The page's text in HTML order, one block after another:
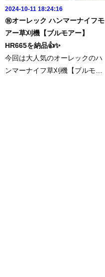
2024-10-11 18:24:16
㊗️オーレック ハンマーナイフモ
アー草刈機【ブルモアー】
HR665を納品👍✨
今回は大人気のオーレックのハ
ンマーナイフ草刈機【ブルモア